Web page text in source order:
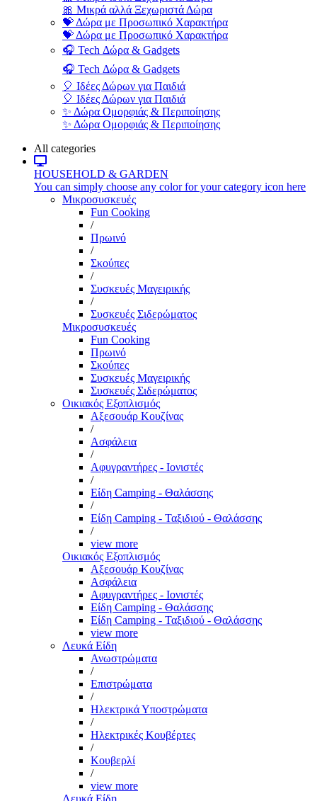
🎀 Μικρά αλλά Ξεχωριστά Δώρα
💝 Δώρα με Προσωπικό Χαρακτήρα
💝 Δώρα με Προσωπικό Χαρακτήρα
🎧 Tech Δώρα & Gadgets
🎧 Tech Δώρα & Gadgets
🎈 Ιδέες Δώρων για Παιδιά
🎈 Ιδέες Δώρων για Παιδιά
✨ Δώρα Ομορφιάς & Περιποίησης
✨ Δώρα Ομορφιάς & Περιποίησης
All categories
HOUSEHOLD & GARDEN
You can simply choose any color for your category icon here
Μικροσυσκευές
Fun Cooking
/
Πρωινό
/
Σκούπες
/
Συσκευές Μαγειρικής
/
Συσκευές Σιδερώματος
Μικροσυσκευές
Fun Cooking
Πρωινό
Σκούπες
Συσκευές Μαγειρικής
Συσκευές Σιδερώματος
Οικιακός Εξοπλισμός
Αξεσουάρ Κουζίνας
/
Ασφάλεια
/
Αφυγραντήρες - Ιονιστές
/
Είδη Camping - Θαλάσσης
/
Είδη Camping - Ταξιδιού - Θαλάσσης
/
view more
Οικιακός Εξοπλισμός
Αξεσουάρ Κουζίνας
Ασφάλεια
Αφυγραντήρες - Ιονιστές
Είδη Camping - Θαλάσσης
Είδη Camping - Ταξιδιού - Θαλάσσης
view more
Λευκά Είδη
Ανωστρώματα
/
Επιστρώματα
/
Ηλεκτρικά Υποστρώματα
/
Ηλεκτρικές Κουβέρτες
/
Κουβερλί
/
view more
Λευκά Είδη